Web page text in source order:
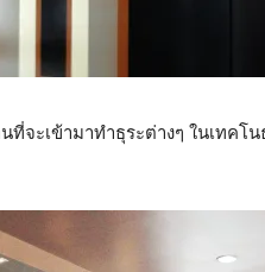
ที่จะเข้ามาทำธุระต่างๆ ในเทค